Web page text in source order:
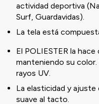
actividad deportiva
Surf, Guardavidas).
La tela está
El POLIESTER la
manteniendo su
rayos UV.
La elasticidad y ajuste
suave al tacto.